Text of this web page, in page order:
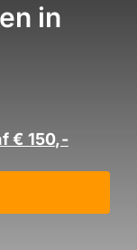
in
€ 150,-